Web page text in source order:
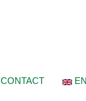
CONTACT EN